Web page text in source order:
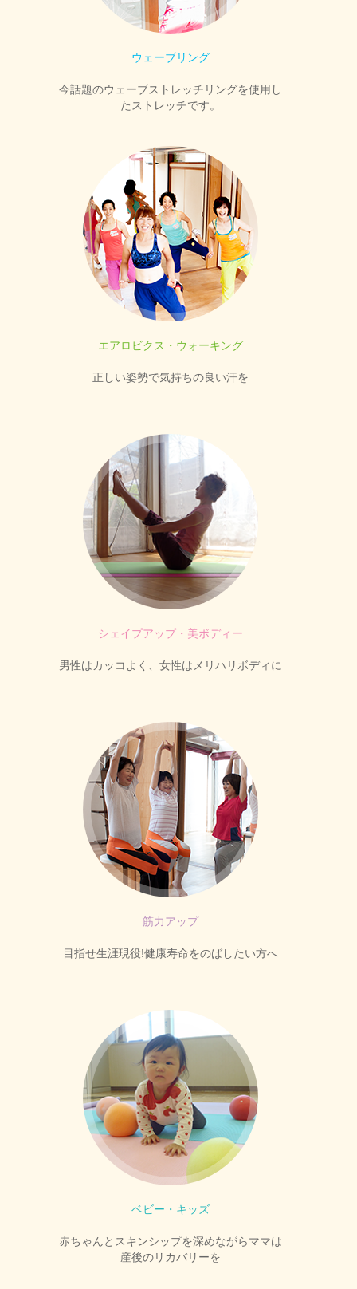
ウェーブリング
今話題のウェーブストレッチリングを使用し
たストレッチです。
エアロビクス・ウォーキング
正しい姿勢で気持ちの良い汗を
シェイプアップ・美ボディー
男性はカッコよく、女性はメリハリボディに
筋力アップ
目指せ生涯現役!健康寿命をのばしたい方へ
ベビー・キッズ
赤ちゃんとスキンシップを深めながらママは
産後のリカバリーを